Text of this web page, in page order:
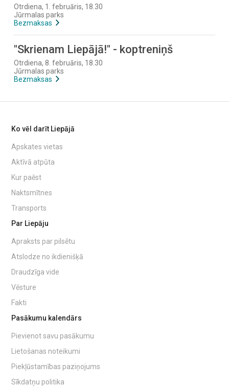
Otrdiena, 1. februāris, 18.30
Jūrmalas parks
Bezmaksas
"Skrienam Liepājā!" - koptreniņš
Otrdiena, 8. februāris, 18.30
Jūrmalas parks
Bezmaksas
Ko vēl darīt Liepājā
Apskates vietas
Aktīvā atpūta
Kur paēst
Naktsmītnes
Transports
Par Liepāju
Apraksts par pilsētu
Atslodze no ikdienišķā
Draudzīga vide
Vēsture
Fakti
Pasākumu kalendārs
Pievienot savu pasākumu
Lietošanas noteikumi
Piekļūstamības paziņojums
Sīkdatņu politika